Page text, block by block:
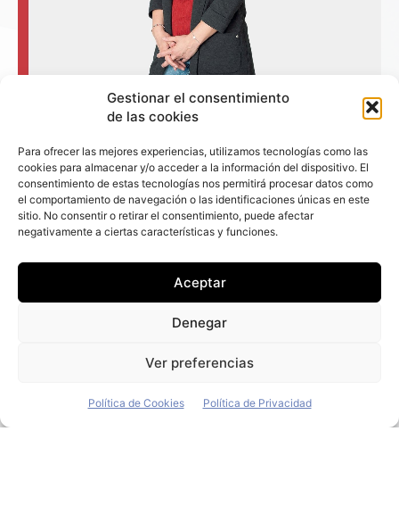
Gestionar el consentimiento
de las cookies
Para ofrecer las mejores experiencias, utilizamos tecnologías como las
cookies para almacenar y/o acceder a la información del dispositivo. El
consentimiento de estas tecnologías nos permitirá procesar datos como
el comportamiento de navegación o las identificaciones únicas en este
sitio. No consentir o retirar el consentimiento, puede afectar
negativamente a ciertas características y funciones.
Aceptar
Denegar
Ver preferencias
Política de Cookies Política de Privacidad
+ Fleet People
Contacto
Staff
La edición digital
+ Contenido en redes sociales